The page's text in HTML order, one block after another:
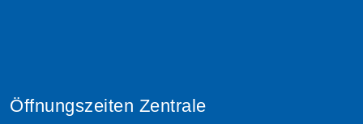
Öffnungszeiten Zentrale